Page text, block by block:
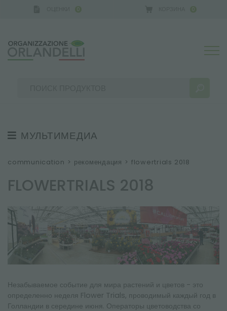
0 0
БОЛЬШЕ РЕЗУЛЬТАТОВ ДЛЯ ВАС:
МУЛЬТИМЕДИА
РЕКОМЕНДАЦИЯ
КАТАЛОГИ
НОВОСТНАЯ РАССЫЛКА
communication > рекомендация > flowertrials 2018
FLOWERTRIALS 2018
Незабываемое событие для мира растений и цветов - это
определенно неделя Flower Trials, проводимый каждый год в
Голландии в середине июня. Операторы цветоводства со